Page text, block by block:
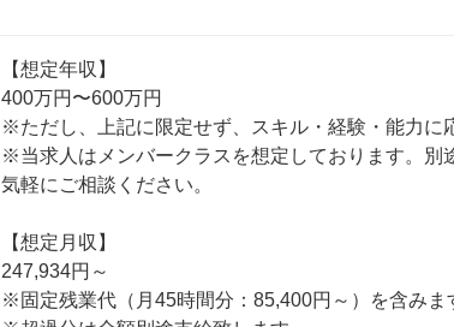
【想定年収】
400万円〜600万円
※ただし、上記に限定せず、スキル・経験・能力に
※当求人はメンバークラスを想定しております。別
気軽にご相談ください。
【想定月収】
247,934円～
※固定残業代（月45時間分：85,400円～）を含みま